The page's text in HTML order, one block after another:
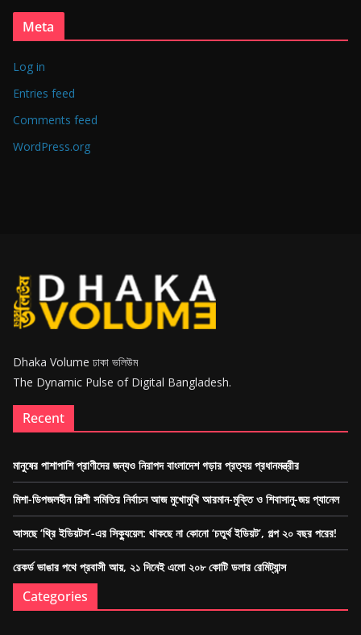
Meta
Log in
Entries feed
Comments feed
WordPress.org
Dhaka Volume ঢাকা ভলিউম
The Dynamic Pulse of Digital Bangladesh.
Recent
মানুষের পাশাপাশি প্রাণীদের জন্যও নিরাপদ বাংলাদেশ গড়ার প্রত্যয় প্রধানমন্ত্রীর
মিশা-ডিপজলহীন শিল্পী সমিতির নির্বাচন আজ মুখোমুখি আরমান-মুক্তি ও শিবাসানু-জয় প্যানেল
আসছে ‘থ্রি ইডিয়টস’-এর সিক্যুয়েল: থাকছে না কোনো ‘চতুর্থ ইডিয়ট’, গল্প ২০ বছর পরের!
রেকর্ড ভাঙার পথে প্রবাসী আয়, ২১ দিনেই এলো ২০৮ কোটি ডলার রেমিট্যান্স
Categories